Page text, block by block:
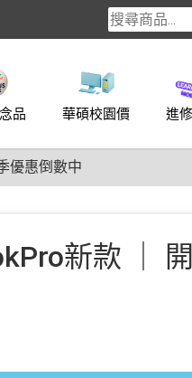
品 華碩校園價 進
優惠倒數中
新款 ｜